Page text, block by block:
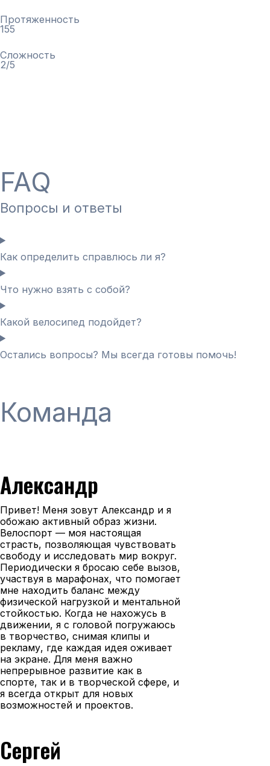
Протяженность
155
Сложность
2/5
FAQ
Вопросы и ответы
Как определить справлюсь ли я?
Что нужно взять с собой?
Какой велосипед подойдет?
Остались вопросы? Мы всегда готовы помочь!
Команда
Александр
Привет! Меня зовут Александр и я
обожаю активный образ жизни.
Велоспорт — моя настоящая
страсть, позволяющая чувствовать
свободу и исследовать мир вокруг.
Периодически я бросаю себе вызов,
участвуя в марафонах, что помогает
мне находить баланс между
физической нагрузкой и ментальной
стойкостью. Когда не нахожусь в
движении, я с головой погружаюсь
в творчество, снимая клипы и
рекламу, где каждая идея оживает
на экране. Для меня важно
непрерывное развитие как в
спорте, так и в творческой сфере, и
я всегда открыт для новых
возможностей и проектов.
Сергей